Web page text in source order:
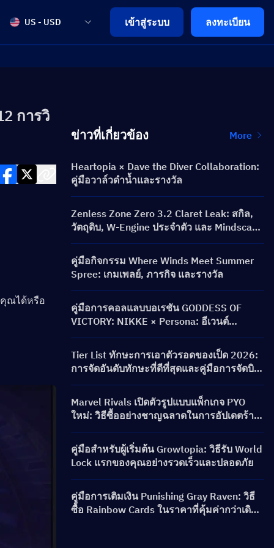
US - USD เข้าสู่ระบบ ลงทะเบียน
การวิ
คุณได้หรือ
ข่าวที่เกี่ยวข้อง More
Heartopia × Dave the Diver Collaboration:
คู่มือวาล์วดำน้ำและรางวัล
Zenless Zone Zero 3.2 Claret Leak: สกิล,
วัตถุดิบ, W-Engine ประจำตัว และ Mindscape
Cinema
คู่มือกิจกรรม Where Winds Meet Summer
Spree: เกมเพลย์, ภารกิจ และรางวัล
คู่มือการคอลแลบบอเรชัน GODDESS OF
VICTORY: NIKKE × Persona: อีเวนต์
PERSONA ON FRONTLINE, ตัวละคร, ตู้คอน
เนคชั่น และรางวัล
Tier List ทักษะการเอาตัวรอดของเป็ด 2026:
การจัดอันดับทักษะที่ดีที่สุดและคู่มือการจัดบิ
ลด์
Marvel Rivals เปิดตัวรูปแบบแพ็กเกจ PYO
ใหม่: วิธีซื้ออย่างชาญฉลาดในการอัปเดตร้าน
ค้าซีซัน 9.5
คู่มือสำหรับผู้เริ่มต้น Growtopia: วิธีรับ World
Lock แรกของคุณอย่างรวดเร็วและปลอดภัย
คู่มือการเติมเงิน Punishing Gray Raven: วิธี
ซื้อ Rainbow Cards ในราคาที่คุ้มค่ากว่าเดิม